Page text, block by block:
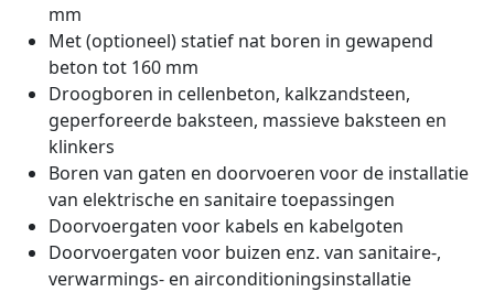
mm
Met (optioneel) statief nat boren in gewapend
beton tot 160 mm
Droogboren in cellenbeton, kalkzandsteen,
geperforeerde baksteen, massieve baksteen en
klinkers
Boren van gaten en doorvoeren voor de installatie
van elektrische en sanitaire toepassingen
Doorvoergaten voor kabels en kabelgoten
Doorvoergaten voor buizen enz. van sanitaire-,
verwarmings- en airconditioningsinstallatie